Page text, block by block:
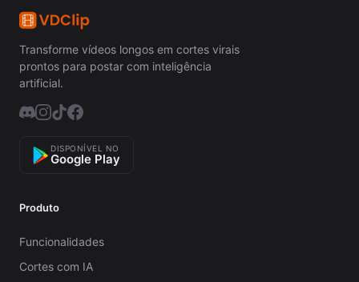
Transforme vídeos longos em cortes virais
prontos para postar com inteligência
artificial.
DISPONÍVEL NO
Google Play
Produto
Funcionalidades
Cortes com IA